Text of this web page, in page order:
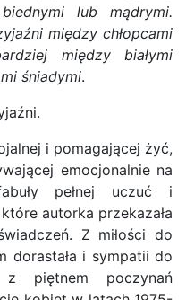
lub mądrymi.
między chłopcami
między białymi
śniadymi.
i pomagającej żyć,
emocjonalnie na
pełnej uczuć i
autorka przekazała
Z miłości do
dorastała i sympatii do
piętnem poczynań